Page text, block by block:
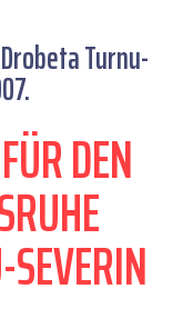
Turnu-
DEN